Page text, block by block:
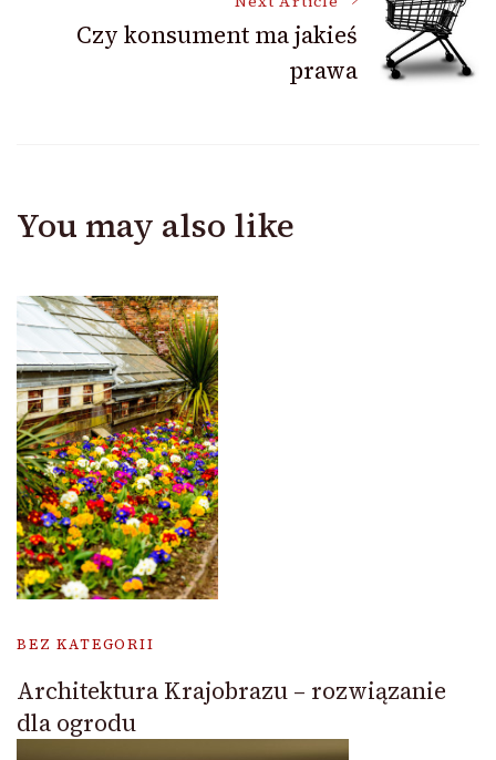
Czy konsument ma jakieś
prawa
You may also like
BEZ KATEGORII
Architektura Krajobrazu – rozwiązanie
dla ogrodu